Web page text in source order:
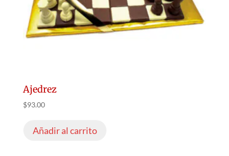
Ajedrez
$93.00
Añadir al carrito